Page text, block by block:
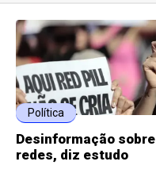
Política
Desinformação
redes, diz estudo